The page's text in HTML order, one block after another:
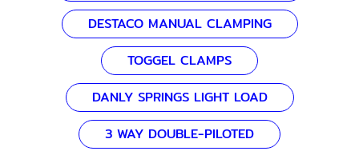
DESTACO MANUAL CLAMPING
TOGGEL CLAMPS
DANLY SPRINGS LIGHT LOAD
3 WAY DOUBLE-PILOTED